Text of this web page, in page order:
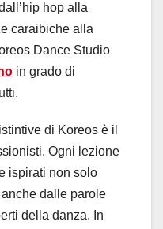
hop alla
caraibiche alla
Dance Studio
in grado di
di Koreos è il
Ogni lezione
ispirati non solo
dalle parole
della danza. In